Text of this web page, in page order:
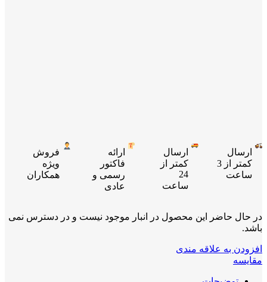
ارسال
کمتر از 3
ساعت
ارسال
کمتر از
24
ساعت
ارائه
فاکتور
رسمی و
عادی
فروش
ویژه
همکاران
در حال حاضر این محصول در انبار موجود نیست و در دسترس نمی
باشد.
افزودن به علاقه مندی
مقایسه